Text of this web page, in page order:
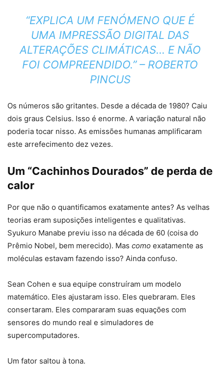
“EXPLICA UM FENÓMENO QUE É
UMA IMPRESSÃO DIGITAL DAS
ALTERAÇÕES CLIMÁTICAS… E NÃO
FOI COMPREENDIDO.” – ROBERTO
PINCUS
Os números são gritantes. Desde a década de 1980? Caiu
dois graus Celsius. Isso é enorme. A variação natural não
poderia tocar nisso. As emissões humanas amplificaram
este arrefecimento dez vezes.
Um “Cachinhos Dourados” de perda de
calor
Por que não o quantificamos exatamente antes? As velhas
teorias eram suposições inteligentes e qualitativas.
Syukuro Manabe previu isso na década de 60 (coisa do
Prêmio Nobel, bem merecido). Mas como exatamente as
moléculas estavam fazendo isso? Ainda confuso.
Sean Cohen e sua equipe construíram um modelo
matemático. Eles ajustaram isso. Eles quebraram. Eles
consertaram. Eles compararam suas equações com
sensores do mundo real e simuladores de
supercomputadores.
Um fator saltou à tona.